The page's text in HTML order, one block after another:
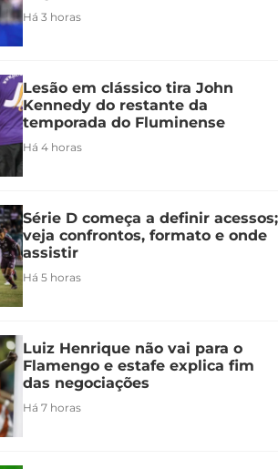
Há 3 horas
Lesão em clássico tira John
Kennedy do restante da
temporada do Fluminense
Há 4 horas
Série D começa a definir acessos;
veja confrontos, formato e onde
assistir
Há 5 horas
Luiz Henrique não vai para o
Flamengo e estafe explica fim
das negociações
Há 7 horas